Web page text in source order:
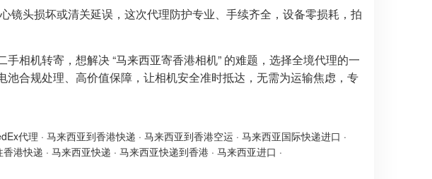
镜头损坏或清关延误，这次代理防护专业、手续齐全，设备零损耗，拍
相机转寄，想解决 “马来西亚寄香港相机” 的难题，选择全境代理的一
合规处理、高价值保障，让相机安全准时抵达，无需为运输焦虑，专
代理 · 马来西亚到香港快递 · 马来西亚到香港空运 · 马来西亚国际快递进口 ·
香港快递 · 马来西亚快递 · 马来西亚快递到香港 · 马来西亚进口 ·